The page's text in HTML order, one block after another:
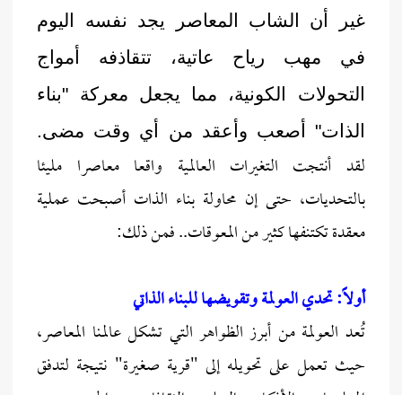
غير أن الشاب المعاصر يجد نفسه اليوم
في مهب رياح عاتية، تتقاذفه أمواج
التحولات الكونية، مما يجعل معركة "بناء
الذات" أصعب وأعقد من أي وقت مضى.
لقد أنتجت التغيرات العالمية واقعا معاصرا مليئا
بالتحديات، حتى إن محاولة بناء الذات أصبحت عملية
معقدة تكتنفها كثير من المعوقات.. فمن ذلك:
أولاً: تحدي العولمة وتقويضها للبناء الذاتي
تُعد العولمة من أبرز الظواهر التي تشكل عالمنا المعاصر،
حيث تعمل على تحويله إلى "قرية صغيرة" نتيجة لتدفق